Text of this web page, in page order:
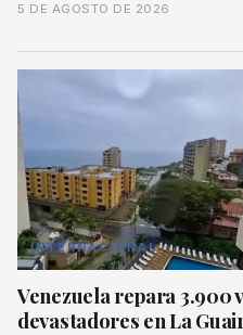
5 DE AGOSTO DE 2026
INTERNACIONAL
Venezuela repara 3.900
devastadores en La